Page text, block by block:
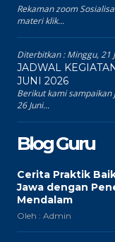
Rekaman zoom
materi klik...
Diterbitkan :Minggu, 21
JADWAL
JUNI 2026
Berikut kami sampaikan
26 Juni...
Blog Guru
Cerita Praktik
Jawa dengan
Mendalam
Oleh : Admin